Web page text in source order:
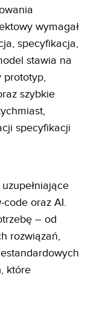
wymagał
specyfikacja,
stawia na
prototyp,
szybkie
specyfikacji
code oraz AI.
– od
rozwiązań,
które